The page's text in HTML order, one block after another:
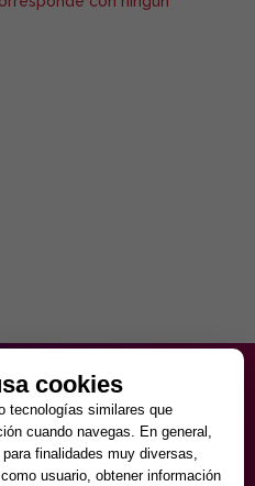
a Viernes
20:00
17:00 - 20:00
cerrado.
cookies
tecnologías similares que
cuando navegas. En general,
finalidades muy diversas,
usuario, obtener información